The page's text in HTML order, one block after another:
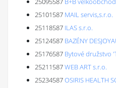
25101587 MAIL servis,s.r.o.
25118587 ILAS s.r.o.
25124587 BAZÉNY
25176587 Bytové družstvo
25211587WEB ART s.r.o.
25234587OSIRIS HEALTH